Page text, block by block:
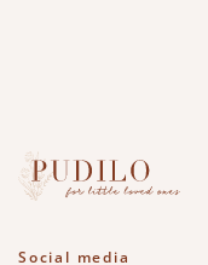
Social media